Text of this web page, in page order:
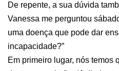
De repente, a sua dúvida
Vanessa me perguntou
uma doença que pode dar
incapacidade?”
Em primeiro lugar, nós temos